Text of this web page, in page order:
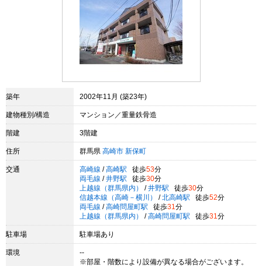
築年 2002年11月 (築23年)
建物種別/構造 マンション／重量鉄骨造
階建 3階建
住所 群馬県 高崎市 新保町
交通 高崎線 / 高崎駅 徒歩53分
両毛線 / 井野駅 徒歩30分
上越線（群馬県内）
/ 井野駅 徒歩30分
信越本線（高崎－横川）
/ 北高崎駅 徒歩52分
両毛線 / 高崎問屋町駅 徒歩31 分
上越線（群馬県内）
/ 高崎問屋町駅 徒歩31 分
駐車場 駐車場あり
環境
--
※部屋・階数により設備が異なる場合がございます。